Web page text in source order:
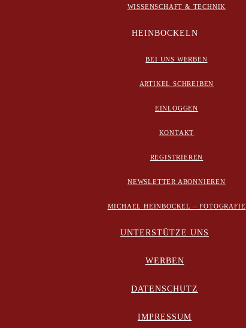
WISSENSCHAFT & TECHNIK
HEINBOCKELN
BEI UNS WERBEN
ARTIKEL SCHREIBEN
EINLOGGEN
KONTAKT
REGISTRIEREN
NEWSLETTER ABONNIEREN
MICHAEL HEINBOCKEL – FOTOGRAFIE
UNTERSTÜTZE UNS
WERBEN
DATENSCHUTZ
IMPRESSUM